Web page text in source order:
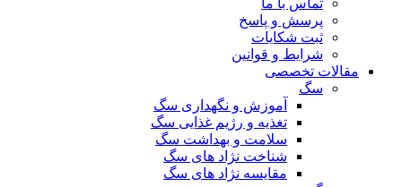
پرسش و پاسخ
ثبت شکایات
شرایط و قوانین
مقالات تخصصی
سگ
آموزش و نگهداری سگ
تغذیه و رژیم غذایی سگ
سلامت و بهداشت سگ
شناخت نژاد های سگ
مقایسه نژاد های سگ